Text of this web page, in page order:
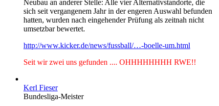
Neubau an anderer Stelle: Alle vier Alternativstandorte, die
sich seit vergangenem Jahr in der engeren Auswahl befunden
hatten, wurden nach eingehender Prüfung als zeitnah nicht
umsetzbar bewertet.
http://www.kicker.de/news/fussball/…-boelle-um.html
Seit wir zwei uns gefunden .... OHHHHHHHH RWE!!
Kerl Fieser
Bundesliga-Meister